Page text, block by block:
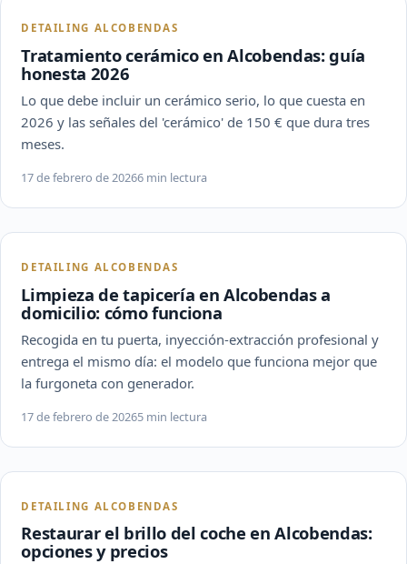
DETAILING ALCOBENDAS
Tratamiento cerámico en Alcobendas: guía
honesta 2026
Lo que debe incluir un cerámico serio, lo que cuesta en
2026 y las señales del 'cerámico' de 150 € que dura tres
meses.
17 de febrero de 20266 min lectura
DETAILING ALCOBENDAS
Limpieza de tapicería en Alcobendas a
domicilio: cómo funciona
Recogida en tu puerta, inyección-extracción profesional y
entrega el mismo día: el modelo que funciona mejor que
la furgoneta con generador.
17 de febrero de 20265 min lectura
DETAILING ALCOBENDAS
Restaurar el brillo del coche en Alcobendas:
opciones y precios